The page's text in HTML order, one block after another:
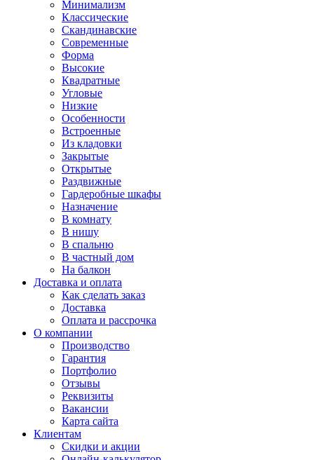
Минимализм
Классические
Скандинавские
Современные
Форма
Высокие
Квадратные
Угловые
Низкие
Особенности
Встроенные
Из кладовки
Закрытые
Открытые
Раздвижные
Гардеробные шкафы
Назначение
В комнату
В нишу
В спальню
В частный дом
На балкон
Доставка и оплата
Как сделать заказ
Доставка
Оплата и рассрочка
О компании
Производство
Гарантия
Портфолио
Отзывы
Реквизиты
Вакансии
Карта сайта
Клиентам
Скидки и акции